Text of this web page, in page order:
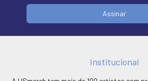
Institucional